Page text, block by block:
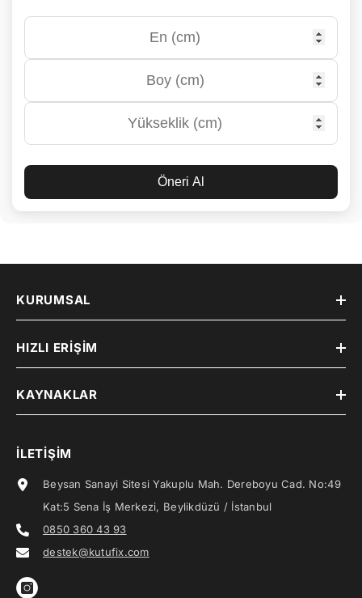
Öneri Al
KURUMSAL
HIZLI ERIŞIM
KAYNAKLAR
İLETIŞIM
Beysan Sanayi Sitesi Yakuplu Mah. Dereboyu Cad. No:49
Kat:5 Sena İş Merkezi, Beylikdüzü / İstanbul
0850 360 43 93
destek@kutufix.com